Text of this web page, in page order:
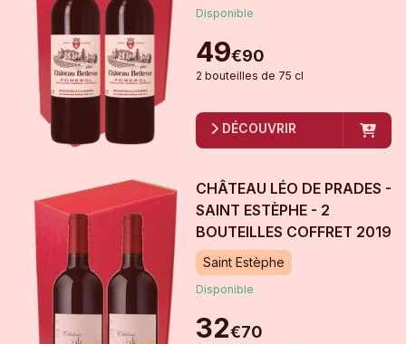
Disponible
49€90
2 bouteilles de 75 cl
DÉCOUVRIR
CHÂTEAU LÉO DE PRADES -
SAINT ESTÈPHE - 2
BOUTEILLES COFFRET 2019
Saint Estèphe
Disponible
32€70